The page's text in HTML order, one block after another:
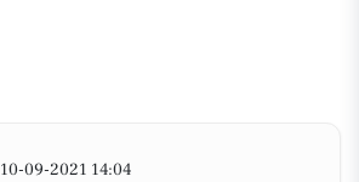
10-09-2021 14:04